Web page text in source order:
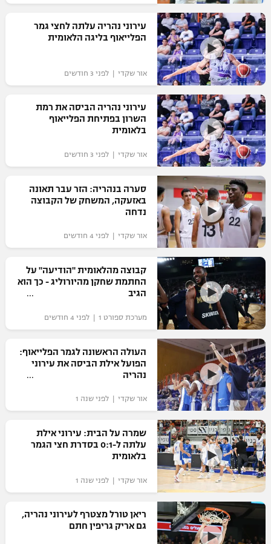
תקנון עבור פעילות אלקטרה
תקנון עבור פעילות ספורט 1 – "מרלן"
גיימינג E-Sports
תנאי שימוש
מדיניות פרטיות
תקנון פעילות ספורט 1
רשיון להקרנה פומבית לבית עסק
הצטרפות לחבילת הערוצים
לוח דרושים – ג'ובנט
תגיות
המגזין
פוטבול אמריקאי NFL
בייסבול MLB
ספורט אתגרי ואקסטרים
אומנויות לחימה
גיימינג E-Sports
עירוני נהריה עלתה לחצי גמר
הפלייאוף בליגה הלאומית
אור שקדי | לפני 3 חודשים
עירוני נהריה הביסה את רמת
השרון בפתיחת הפלייאוף
בלאומית
אור שקדי | לפני 3 חודשים
סערה בנהריה: הזר עבר תאונה
באזעקה, המשחק של הקבוצה
נדחה
אור שקדי | לפני 4 חודשים
קבוצה מהלאומית "הודיעה" על
החתמת שחקן מהיורוליג - כך הוא
הגיב
מערכת ספורט 1 | לפני 4 חודשים
העולה הראשונה לגמר הפלייאוף:
הפועל אילת הביסה את עירוני
נהריה
אור שקדי | לפני שנה 1
שמרה על הבית: עירוני אילת
עלתה ל-0:1 בסדרת חצי הגמר
בלאומית
אור שקדי | לפני שנה 1
ריאן טורל מצטרף לעירוני נהריה,
גם אריק גריפין חתם